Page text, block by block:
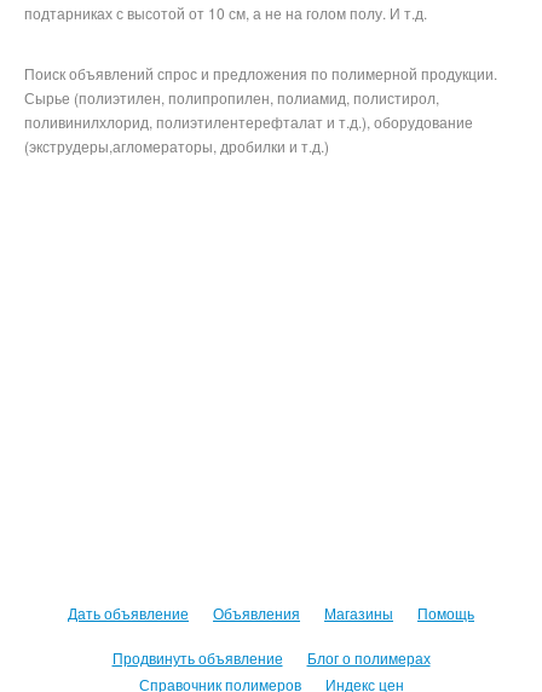
подтарниках с высотой от 10 см, а не на голом полу. И т.д.
Поиск объявлений спрос и предложения по полимерной продукции.
Сырье (полиэтилен, полипропилен, полиамид, полистирол,
поливинилхлорид, полиэтилентерефталат и т.д.), оборудование
(экструдеры,агломераторы, дробилки и т.д.)
Дать объявление Объявления Магазины Помощь
Продвинуть объявление
Блог о полимерах
Справочник полимеров
Индекс цен